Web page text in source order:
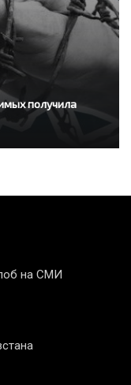
получила
на СМИ